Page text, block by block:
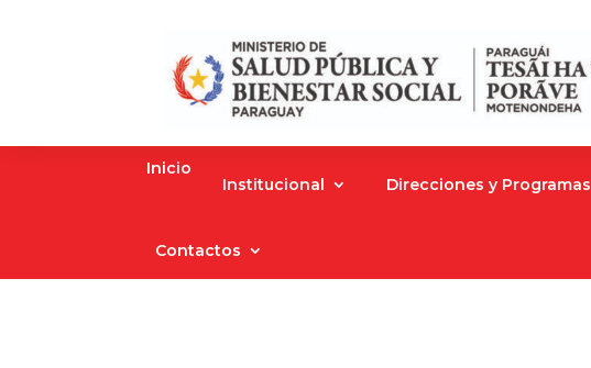
Inicio
Institucional
Direcciones y Programas
Contactos